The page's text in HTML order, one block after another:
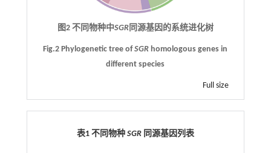
图2 不同物种中SGR同源基因的系统进化树
Fig.2 Phylogenetic tree ofSGR homologous genes in
different species
Full size
表1 不同物种 SGR同源基因列表